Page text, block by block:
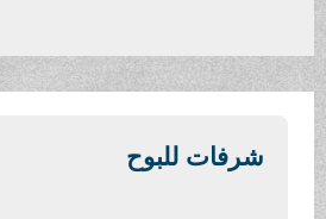
ح
ث
شرفات للبوح